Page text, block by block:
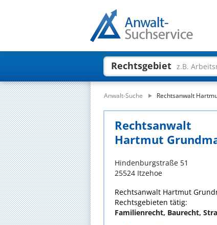
Rechtsgebiet z.B.
Anwalt-Suche Rechtsanwalt
Rechtsanwalt
Hartmut
Hindenburgstraße 51
25524 Itzehoe
Rechtsanwalt Hartmut
Rechtsgebieten tätig:
Familienrecht, Baurecht,